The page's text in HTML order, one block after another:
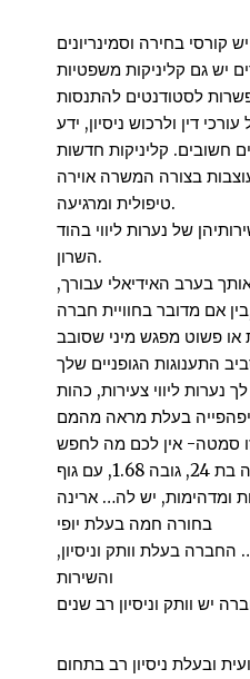
יש גם קליניקות משפטיות
לסטודנטים להתנסות
דין ולרכוש ניסיון, ידע
בצורה המשרה אוירה
טיפולית ומרגיעה.
של נערות ליווי בהוד
השרון.
אותך בערב האידיאלי עבורך,
חברה,
או פשוט מפגש מיני שסובב
סמטה- אין לכם מה לחפש
עם גוף
ומדהימות, יש לה… ארינה
בחורה חמה בעלת יופי
החברה בעלת וותק וניסיון,
והשירות
ובעלת ניסיון רב בתחום